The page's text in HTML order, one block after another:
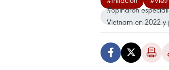
#opinaron
Vietnam en 2022 y